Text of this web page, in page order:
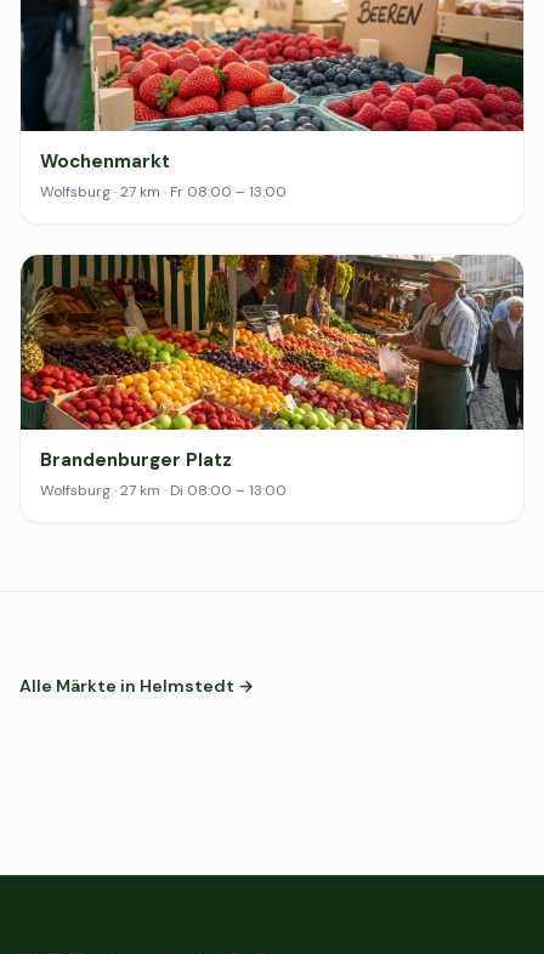
Wochenmarkt
Wolfsburg · 27 km · Fr 08:00 – 13:00
Brandenburger Platz
Wolfsburg · 27 km · Di 08:00 – 13:00
Alle Märkte in Helmstedt →